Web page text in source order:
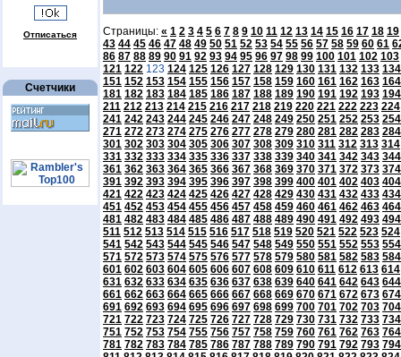
Отписаться
Счетчики
Страницы: « 1 2 3 4 5 6 7 8 9 10 11 12 13 14 15 16 17 18 19
43 44 45 46 47 48 49 50 51 52 53 54 55 56 57 58 59 60 61
86 87 88 89 90 91 92 93 94 95 96 97 98 99 100 101 102 103
121 122 123 124 125 126 127 128 129 130 131 132 133 134
151 152 153 154 155 156 157 158 159 160 161 162 163 164
181 182 183 184 185 186 187 188 189 190 191 192 193 194
211 212 213 214 215 216 217 218 219 220 221 222 223 224
241 242 243 244 245 246 247 248 249 250 251 252 253 254
271 272 273 274 275 276 277 278 279 280 281 282 283 284
301 302 303 304 305 306 307 308 309 310 311 312 313 314
331 332 333 334 335 336 337 338 339 340 341 342 343 344
361 362 363 364 365 366 367 368 369 370 371 372 373 374
391 392 393 394 395 396 397 398 399 400 401 402 403 404
421 422 423 424 425 426 427 428 429 430 431 432 433 434
451 452 453 454 455 456 457 458 459 460 461 462 463 464
481 482 483 484 485 486 487 488 489 490 491 492 493 494
511 512 513 514 515 516 517 518 519 520 521 522 523 524
541 542 543 544 545 546 547 548 549 550 551 552 553 554
571 572 573 574 575 576 577 578 579 580 581 582 583 584
601 602 603 604 605 606 607 608 609 610 611 612 613 614
631 632 633 634 635 636 637 638 639 640 641 642 643 644
661 662 663 664 665 666 667 668 669 670 671 672 673 674
691 692 693 694 695 696 697 698 699 700 701 702 703 704
721 722 723 724 725 726 727 728 729 730 731 732 733 734
751 752 753 754 755 756 757 758 759 760 761 762 763 764
781 782 783 784 785 786 787 788 789 790 791 792 793 794